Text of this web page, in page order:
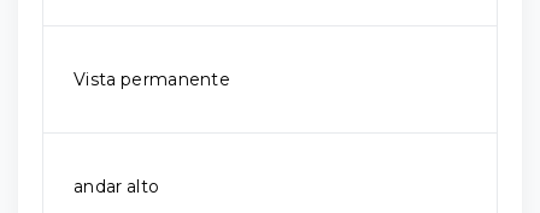
Vista permanente
andar alto